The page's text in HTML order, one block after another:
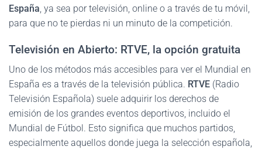
España , ya sea por televisión, online o a través de tu móvil,
para que no te pierdas ni un minuto de la competición.
Televisión en Abierto: RTVE, la opción gratuita
Uno de los métodos más accesibles para ver el Mundial en
España es a través de la televisión pública. RTVE (Radio
Televisión Española) suele adquirir los derechos de
emisión de los grandes eventos deportivos, incluido el
Mundial de Fútbol. Esto significa que muchos partidos,
especialmente aquellos donde juega la selección española,